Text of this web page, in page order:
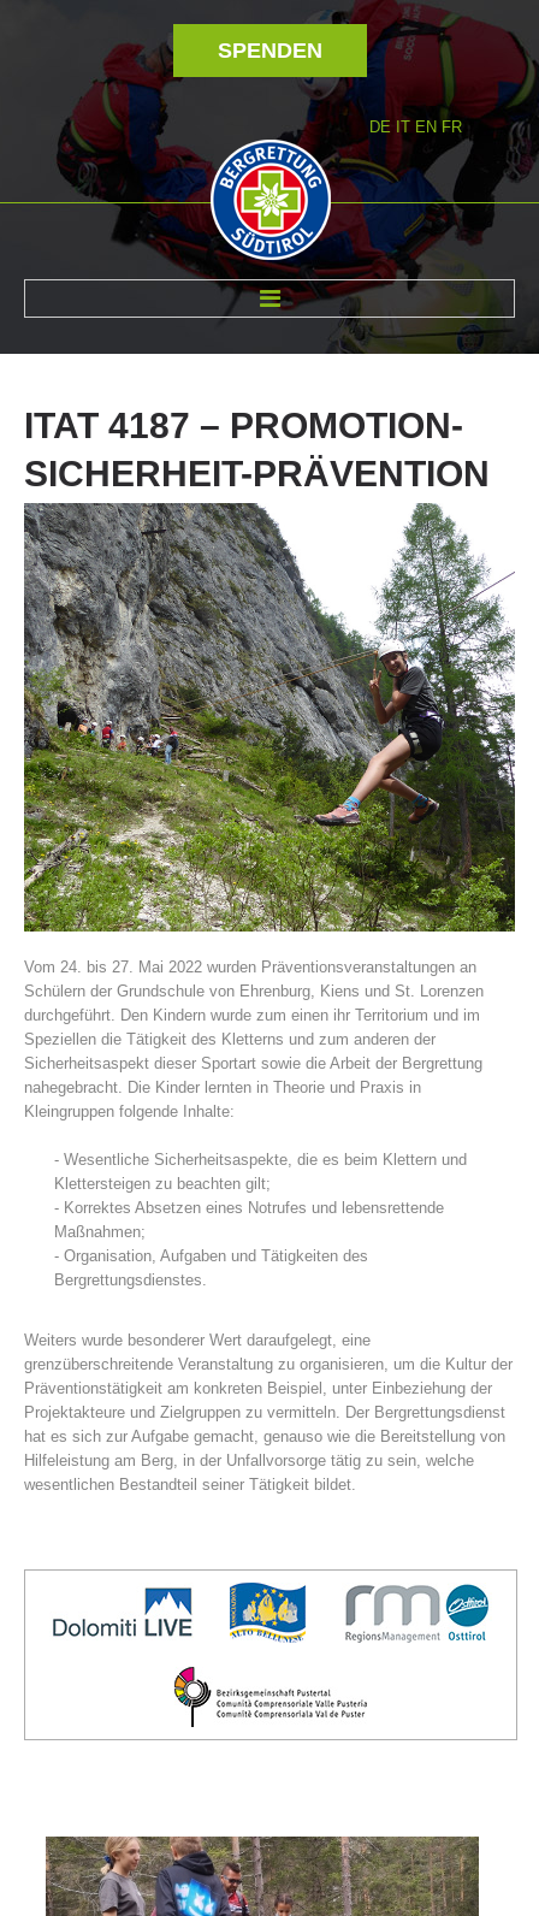
SPENDEN
DE IT EN FR
Vereinsgeschichte
Bergrettungsstellen
ITAT 4187 – PROMOTION-
SICHERHEIT-PRÄVENTION
Vom 24. bis 27. Mai 2022 wurden Präventionsveranstaltungen an
Schülern der Grundschule von Ehrenburg, Kiens und St. Lorenzen
durchgeführt. Den Kindern wurde zum einen ihr Territorium und im
Speziellen die Tätigkeit des Kletterns und zum anderen der
Sicherheitsaspekt dieser Sportart sowie die Arbeit der Bergrettung
nahegebracht. Die Kinder lernten in Theorie und Praxis in
Kleingruppen folgende Inhalte:
- Wesentliche Sicherheitsaspekte, die es beim Klettern und
Klettersteigen zu beachten gilt;
- Korrektes Absetzen eines Notrufes und lebensrettende
Maßnahmen;
- Organisation, Aufgaben und Tätigkeiten des
Bergrettungsdienstes.
Weiters wurde besonderer Wert daraufgelegt, eine
grenzüberschreitende Veranstaltung zu organisieren, um die Kultur der
Präventionstätigkeit am konkreten Beispiel, unter Einbeziehung der
Projektakteure und Zielgruppen zu vermitteln. Der Bergrettungsdienst
hat es sich zur Aufgabe gemacht, genauso wie die Bereitstellung von
Hilfeleistung am Berg, in der Unfallvorsorge tätig zu sein, welche
wesentlichen Bestandteil seiner Tätigkeit bildet.